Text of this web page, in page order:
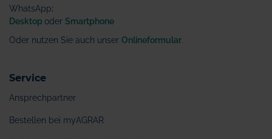
WhatsApp:
Desktop oder Smartphone
Oder nutzen Sie auch unser Onlineformular
Service
Ansprechpartner
Bestellen bei myAGRAR